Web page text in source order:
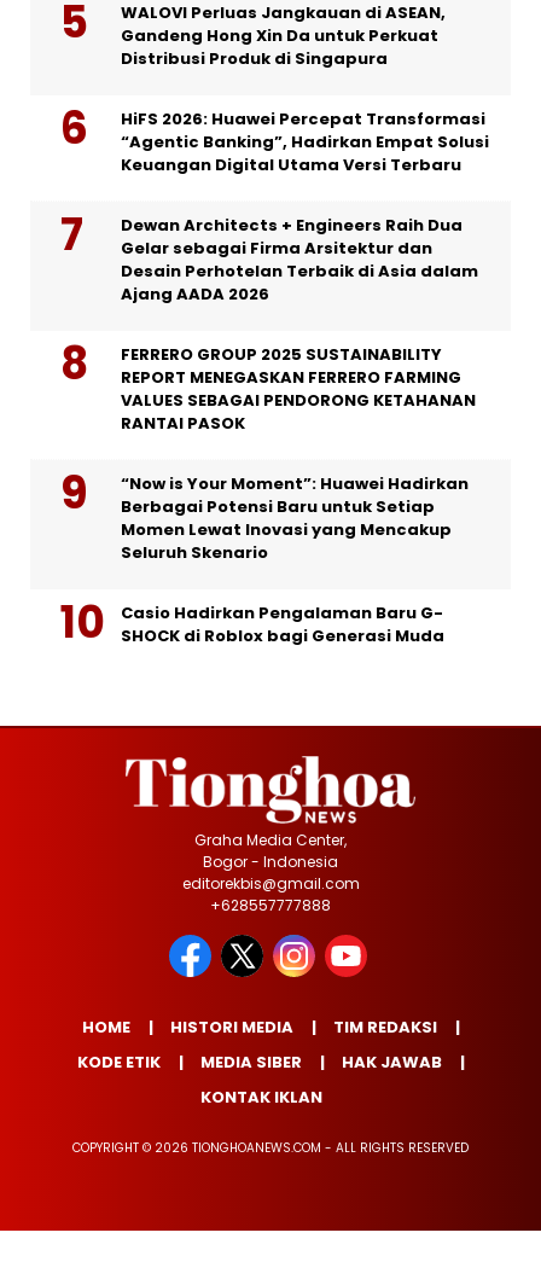
WALOVI Perluas Jangkauan di ASEAN,
Gandeng Hong Xin Da untuk Perkuat
Distribusi Produk di Singapura
HiFS 2026: Huawei Percepat Transformasi
“Agentic Banking”, Hadirkan Empat Solusi
Keuangan Digital Utama Versi Terbaru
Dewan Architects + Engineers Raih Dua
Gelar sebagai Firma Arsitektur dan
Desain Perhotelan Terbaik di Asia dalam
Ajang AADA 2026
FERRERO GROUP 2025 SUSTAINABILITY
REPORT MENEGASKAN FERRERO FARMING
VALUES SEBAGAI PENDORONG KETAHANAN
RANTAI PASOK
“Now is Your Moment”: Huawei Hadirkan
Berbagai Potensi Baru untuk Setiap
Momen Lewat Inovasi yang Mencakup
Seluruh Skenario
Casio Hadirkan Pengalaman Baru G-
SHOCK di Roblox bagi Generasi Muda
Graha Media Center,
Bogor - Indonesia
editorekbis@gmail.com
+628557777888
HOME HISTORI MEDIA
TIM REDAKSI
KODE ETIK
MEDIA SIBER
HAK JAWAB
KONTAK IKLAN
COPYRIGHT © 2026 TIONGHOANEWS.COM - ALL RIGHTS RESERVED